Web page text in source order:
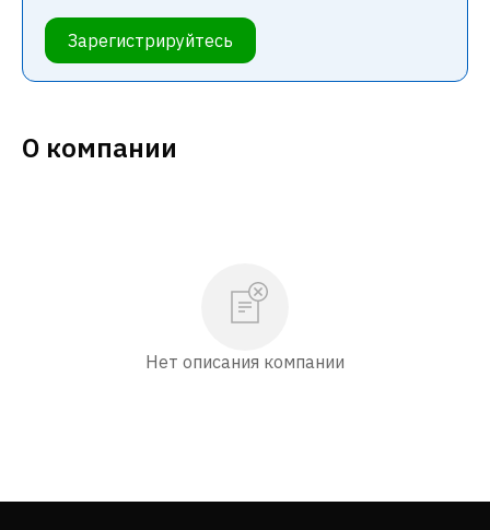
Зарегистрируйтесь
О компании
Нет описания компании